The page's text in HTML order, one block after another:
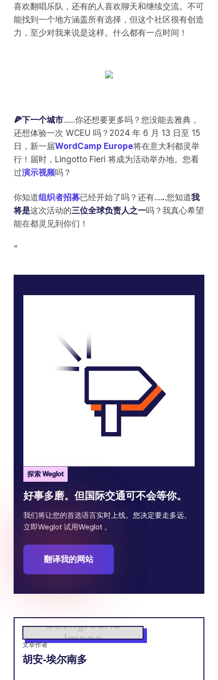
喜欢翻唱乐队，还有的人喜欢聊天和继续交流。不可
能找到一个地方涵盖所有选择，但这个社区很有创造
力，至少对我来说是这样。什么都有一点时间！
🍕下一个城市......你还想要更多吗？您没能去雅典，
还想体验一次 WCEU 吗？2024 年 6 月 13 日至 15
日，新一届WordCamp Europe将在意大利都灵举
行！届时，Lingotto Fieri 将成为活动举办地。您看
过演示视频吗？
你知道组织者招募已经开始了吗？还有......您知道我
将是这次活动的三位全球负责人之一吗？我真心希望
能在都灵见到你们！
‍“
探索 Weglot
好事多磨。但国际交通可不会等你。
我们将让您的首选语言实时上线。您决定要走多远。
立即Weglot 试用Weglot 。
翻译我的网站
文章作者
胡安-埃尔南多